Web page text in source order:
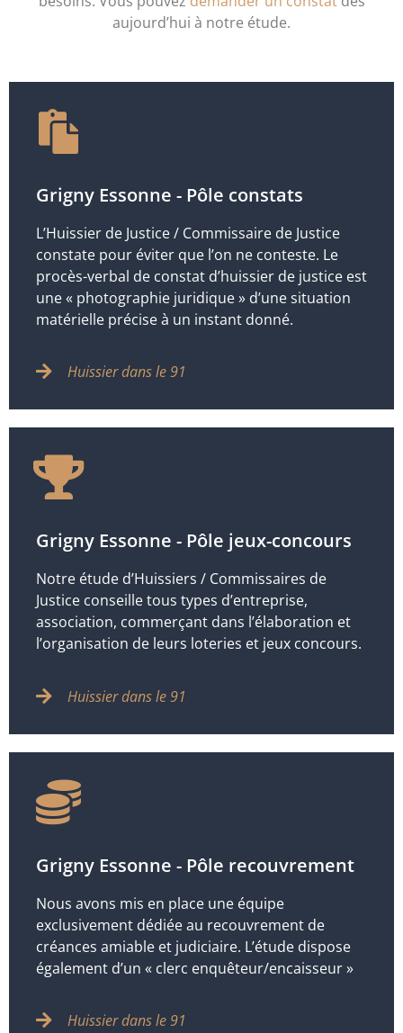
aujourd’hui à notre étude.
Grigny Essonne - Pôle constats
L’Huissier de Justice / Commissaire de Justice
constate pour éviter que l’on ne conteste. Le
procès-verbal de constat d’huissier de justice est
une « photographie juridique » d’une situation
matérielle précise à un instant donné.
Huissier dans le 91
Grigny Essonne - Pôle jeux-concours
Notre étude d’Huissiers / Commissaires de
Justice conseille tous types d’entreprise,
association, commerçant dans l’élaboration et
l’organisation de leurs loteries et jeux concours.
Huissier dans le 91
Grigny Essonne - Pôle recouvrement
Nous avons mis en place une équipe
exclusivement dédiée au recouvrement de
créances amiable et judiciaire. L’étude dispose
également d’un « clerc enquêteur/encaisseur »
Huissier dans le 91